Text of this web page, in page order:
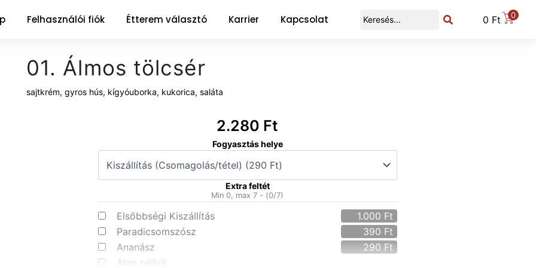
Felhasználói fiók Étterem választó Karrier Kapcsolat 0 Ft 0
01. Álmos tölcsér
sajtkrém, gyros hús, kígyóuborka, kukorica, saláta
2.280 Ft
Fogyasztás helye
Extra feltét
Min 0, max 7 - (0/7)
Elsőbbségi Kiszállítás 1.000 Ft
Paradicsomszósz
390 Ft
Ananász
290Ft
Alap nélkül
tölcsér
mennyiség